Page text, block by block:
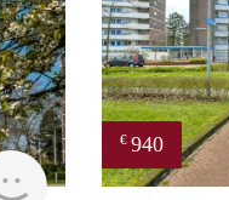
Woning
€ 940